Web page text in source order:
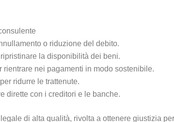
o riduzione del debito.
la disponibilità dei beni.
nei pagamenti in modo sostenibile.
ridurre le trattenute.
dirette con i creditori e le banche.
di alta qualità, rivolta a ottenere giustizia